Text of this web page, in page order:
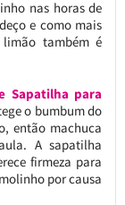
nas horas de
e como mais
também é
Sapatilha para
o bumbum do
então machuca
A sapatilha
firmeza para
por causa